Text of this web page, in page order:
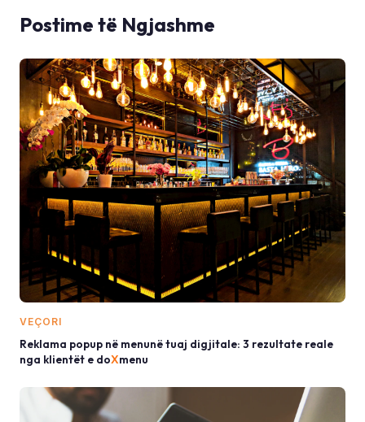
Postime të Ngjashme
VEÇORI
Reklama popup në menunë tuaj digjitale: 3 rezultate reale
nga klientët e doXmenu